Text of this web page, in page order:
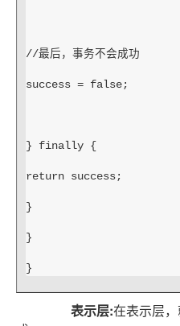
//最后，事务不会成功
success = false;
} finally {
return success;
}
}
}
表示层:在表示层